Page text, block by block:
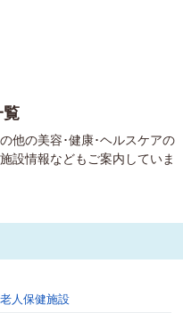
覧
他の美容･健康･ヘルスケアの
設情報などもご案内していま
人保健施設